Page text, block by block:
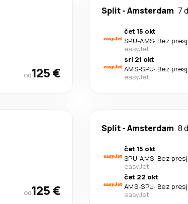
od125 €
Split-Amsterdam 7
čet 15 okt
SPU-AMS· Bez
easyJet
sri 21 okt
AMS-SPU· Bez
easyJet
od125 €
Split-Amsterdam 8
čet 15 okt
SPU-AMS· Bez
easyJet
čet 22 okt
AMS-SPU· Bez
easyJet